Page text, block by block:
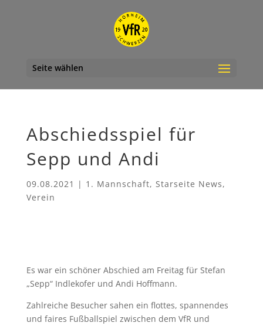
Seite wählen
Abschiedsspiel für
Sepp und Andi
09.08.2021 | 1. Mannschaft, Starseite News,
Verein
Es war ein schöner Abschied am Freitag für Stefan
„Sepp“ Indlekofer und Andi Hoffmann.
Zahlreiche Besucher sahen ein flottes, spannendes
und faires Fußballspiel zwischen dem VfR und